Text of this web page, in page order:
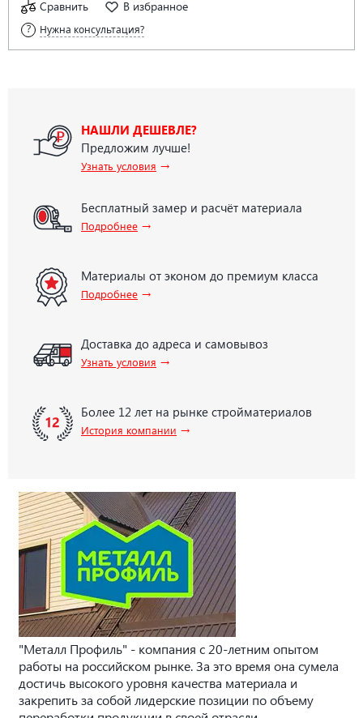
Сравнить В избранное
Нужна консультация?
НАШЛИ ДЕШЕВЛЕ?
Предложим лучше!
Узнать условия →
Бесплатный замер и расчёт материала
Подробнее →
Материалы от эконом до премиум класса
Подробнее →
Доставка до адреса и самовывоз
Узнать условия →
Более 12 лет на рынке стройматериалов
История компании →
"Металл Профиль" - компания с 20-летним опытом
работы на российском рынке. За это время она сумела
достичь высокого уровня качества материала и
закрепить за собой лидерские позиции по объему